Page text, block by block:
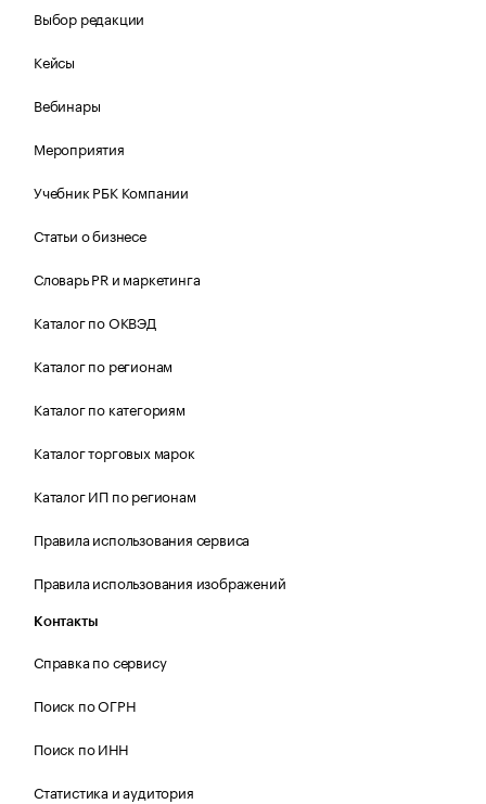
Выбор редакции
Кейсы
Вебинары
Мероприятия
Учебник РБК Компании
Статьи о бизнесе
Словарь PR и маркетинга
Каталог по ОКВЭД
Каталог по регионам
Каталог по категориям
Каталог торговых марок
Каталог ИП по регионам
Правила использования сервиса
Правила использования изображений
Контакты
Справка по сервису
Поиск по ОГРН
Поиск по ИНН
Статистика и аудитория